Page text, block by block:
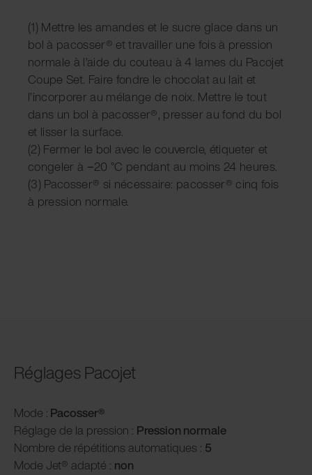
(1) Mettre les amandes et le sucre glace dans un
bol à pacosser® et travailler une fois à pression
normale à l’aide du couteau à 4 lames du Pacojet
Coupe Set. Faire fondre le chocolat au lait et
l’incorporer au mélange de noix. Mettre le tout
dans un bol à pacosser®, presser au fond du bol
et lisser la surface.
(2) Fermer le bol avec le couvercle, étiqueter et
congeler à −20 °C pendant au moins 24 heures.
(3) Pacosser® si nécessaire: pacosser® cinq fois
à pression normale.
Réglages Pacojet
Mode : Pacosser®
Réglage de la pression : Pression normale
Nombre de répétitions automatiques : 5
Mode Jet® adapté : non